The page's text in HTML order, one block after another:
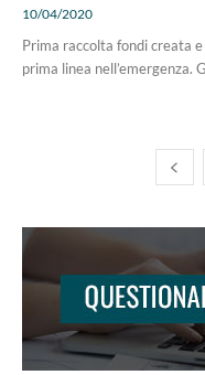
10/04/2020
Prima raccolta fondi creata
prima linea nell’emergenza.